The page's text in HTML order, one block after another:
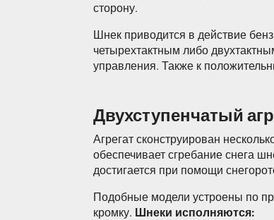
сторону.
Шнек приводится в действие
четырехтактным либо
управления. Также к
Двухступенчатый
Агрегат сконструирован
обеспечивает сгребание снега
достигается при помощи
Подобные модели устроены по
кромку. Шнеки исполняются: